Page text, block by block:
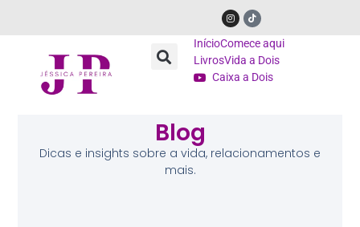
InícioComece aqui
LivrosVida a Dois
Caixa a Dois
Blog
Dicas e insights sobre a vida, relacionamentos e
mais.